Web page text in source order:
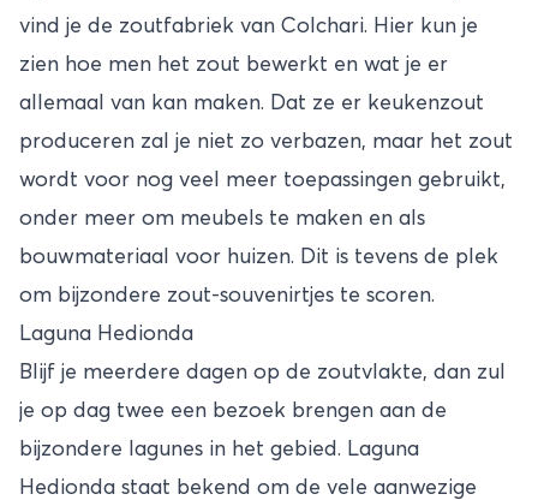
vind je de zoutfabriek van Colchari. Hier kun je
zien hoe men het zout bewerkt en wat je er
allemaal van kan maken. Dat ze er keukenzout
produceren zal je niet zo verbazen, maar het zout
wordt voor nog veel meer toepassingen gebruikt,
onder meer om meubels te maken en als
bouwmateriaal voor huizen. Dit is tevens de plek
om bijzondere zout-souvenirtjes te scoren.
Laguna Hedionda
Blijf je meerdere dagen op de zoutvlakte, dan zul
je op dag twee een bezoek brengen aan de
bijzondere lagunes in het gebied. Laguna
Hedionda staat bekend om de vele aanwezige